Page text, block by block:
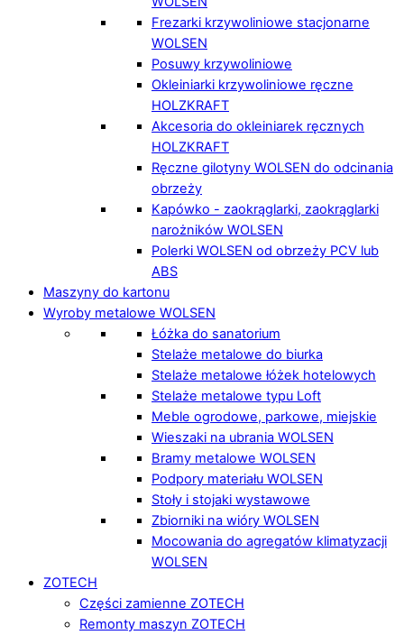
Frezarki krzywoliniowe stacjonarne
WOLSEN
Posuwy krzywoliniowe
Okleiniarki krzywoliniowe ręczne
HOLZKRAFT
Akcesoria do okleiniarek ręcznych
HOLZKRAFT
Ręczne gilotyny WOLSEN do odcinania
obrzeży
Kapówko - zaokrąglarki, zaokrąglarki
narożników WOLSEN
Polerki WOLSEN od obrzeży PCV lub
ABS
Maszyny do kartonu
Wyroby metalowe WOLSEN
Łóżka do sanatorium
Stelaże metalowe do biurka
Stelaże metalowe łóżek hotelowych
Stelaże metalowe typu Loft
Meble ogrodowe, parkowe, miejskie
Wieszaki na ubrania WOLSEN
Bramy metalowe WOLSEN
Podpory materiału WOLSEN
Stoły i stojaki wystawowe
Zbiorniki na wióry WOLSEN
Mocowania do agregatów klimatyzacji
WOLSEN
ZOTECH
Części zamienne ZOTECH
Remonty maszyn ZOTECH